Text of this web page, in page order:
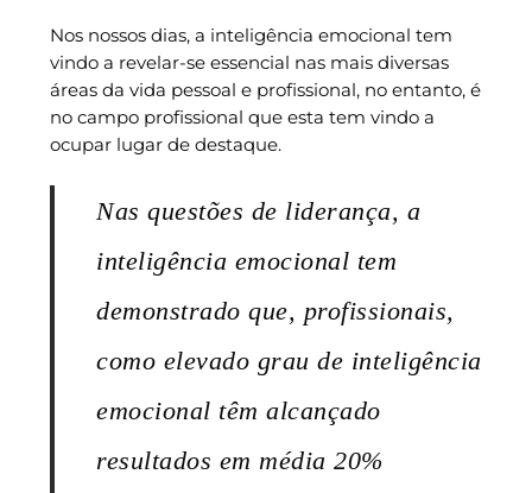
Nos nossos dias, a inteligência emocional tem
vindo a revelar-se essencial nas mais diversas
áreas da vida pessoal e profissional, no entanto, é
no campo profissional que esta tem vindo a
ocupar lugar de destaque.
Nas questões de liderança, a
inteligência emocional tem
demonstrado que, profissionais,
como elevado grau de inteligência
emocional têm alcançado
resultados em média 20%